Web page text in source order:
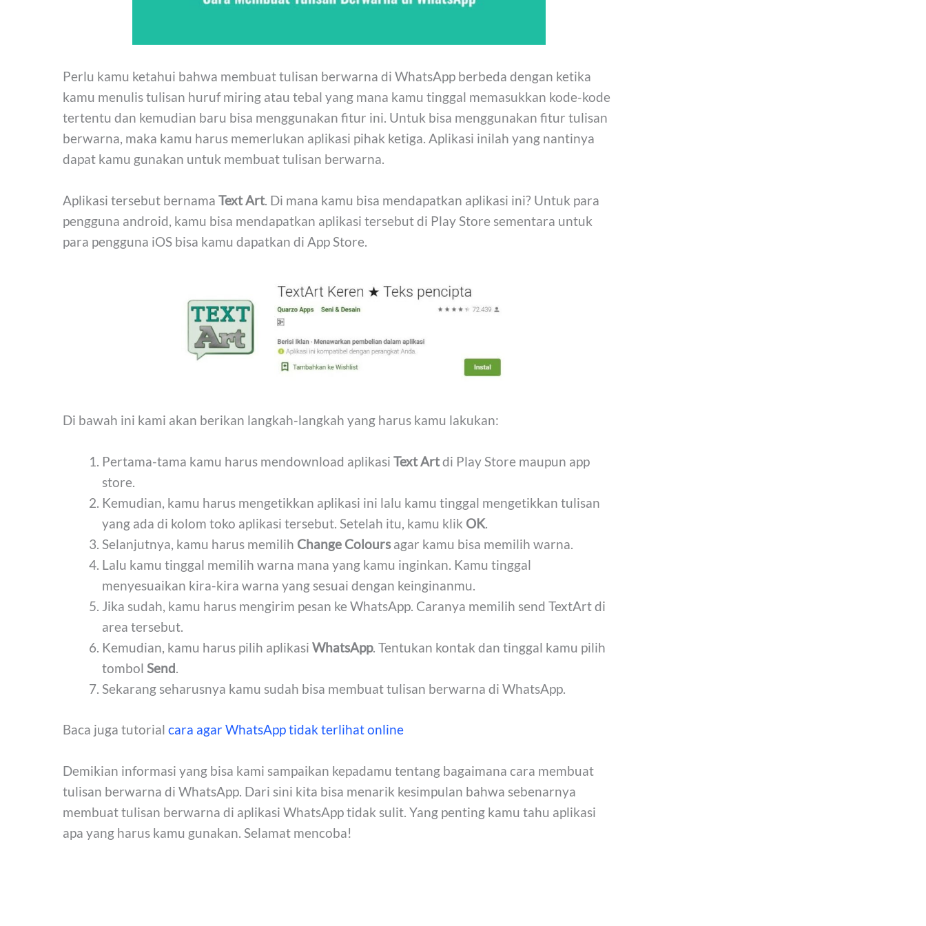
Perlu kamu ketahui bahwa membuat tulisan berwarna di WhatsApp berbeda dengan ketika
kamu menulis tulisan huruf miring atau tebal yang mana kamu tinggal memasukkan kode-kode
tertentu dan kemudian baru bisa menggunakan fitur ini. Untuk bisa menggunakan fitur tulisan
berwarna, maka kamu harus memerlukan aplikasi pihak ketiga. Aplikasi inilah yang nantinya
dapat kamu gunakan untuk membuat tulisan berwarna.
Aplikasi tersebut bernama Text Art. Di mana kamu bisa mendapatkan aplikasi ini? Untuk para
pengguna android, kamu bisa mendapatkan aplikasi tersebut di Play Store sementara untuk
para pengguna iOS bisa kamu dapatkan di App Store.
Di bawah ini kami akan berikan langkah-langkah yang harus kamu lakukan:
Pertama-tama kamu harus mendownload aplikasi Text Artdi Play Store maupun app
store.
Kemudian, kamu harus mengetikkan aplikasi ini lalu kamu tinggal mengetikkan tulisan
yang ada di kolom toko aplikasi tersebut. Setelah itu, kamu klik OK.
Selanjutnya, kamu harus memilih Change Colours agar kamu bisa memilih warna.
Lalu kamu tinggal memilih warna mana yang kamu inginkan. Kamu tinggal
menyesuaikan kira-kira warna yang sesuai dengan keinginanmu.
Jika sudah, kamu harus mengirim pesan ke WhatsApp. Caranya memilih send TextArt di
area tersebut.
Kemudian, kamu harus pilih aplikasi WhatsApp. Tentukan kontak dan tinggal kamu pilih
tombol Send.
Sekarang seharusnya kamu sudah bisa membuat tulisan berwarna di WhatsApp.
Baca juga tutorial cara agar WhatsApp tidak terlihat online
Demikian informasi yang bisa kami sampaikan kepadamu tentang bagaimana cara membuat
tulisan berwarna di WhatsApp. Dari sini kita bisa menarik kesimpulan bahwa sebenarnya
membuat tulisan berwarna di aplikasi WhatsApp tidak sulit. Yang penting kamu tahu aplikasi
apa yang harus kamu gunakan. Selamat mencoba!